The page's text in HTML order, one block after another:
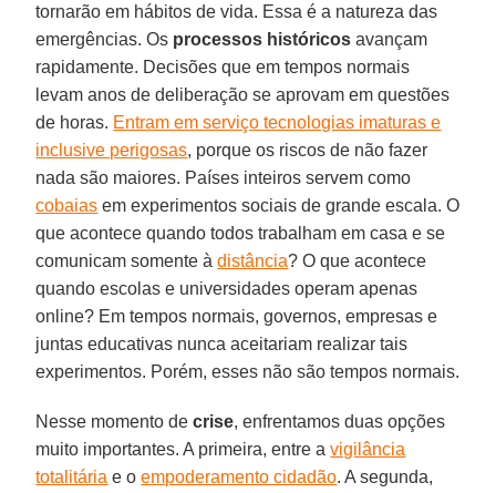
tornarão em hábitos de vida. Essa é a natureza das
emergências. Os processos históricos avançam
rapidamente. Decisões que em tempos normais
levam anos de deliberação se aprovam em questões
de horas. Entram em serviço tecnologias imaturas e
inclusive perigosas, porque os riscos de não fazer
nada são maiores. Países inteiros servem como
cobaias em experimentos sociais de grande escala. O
que acontece quando todos trabalham em casa e se
comunicam somente àdistância? O que acontece
quando escolas e universidades operam apenas
online? Em tempos normais, governos, empresas e
juntas educativas nunca aceitariam realizar tais
experimentos. Porém, esses não são tempos normais.
Nesse momento decrise, enfrentamos duas opções
muito importantes. A primeira, entre avigilância
totalitária e oempoderamento cidadão. A segunda,